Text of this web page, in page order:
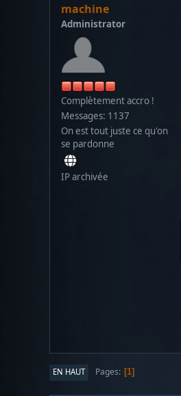
machine
Administrator
Complètement accro !
Messages: 1137
On est tout juste ce qu'on
se pardonne
IP archivée
EN HAUT Pages 1